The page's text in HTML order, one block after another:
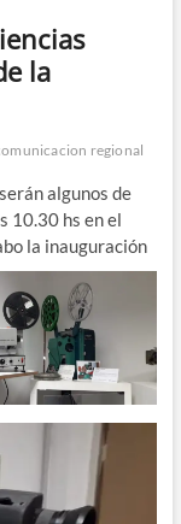
ú
la
regional
algunos de
10.30 hs en el
la inauguración